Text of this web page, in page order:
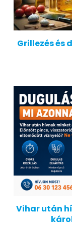
Grillezés és
Vihar után